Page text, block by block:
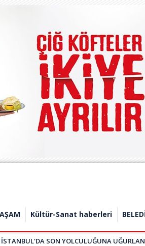
Kültür-Sanat haberleri
SON YOLCULUĞUNA